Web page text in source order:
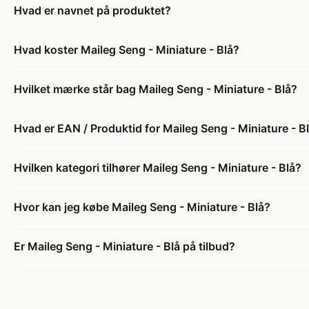
Hvad er navnet på produktet?
Hvad koster Maileg Seng - Miniature - Blå?
Hvilket mærke står bag Maileg Seng - Miniature - Blå?
Hvad er EAN / Produktid for Maileg Seng - Miniature -
Hvilken kategori tilhører Maileg Seng - Miniature - Blå?
Hvor kan jeg købe Maileg Seng - Miniature - Blå?
Er Maileg Seng - Miniature - Blå på tilbud?